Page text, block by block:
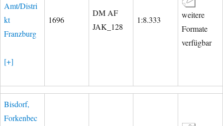
Amt/Distri
kt
Franzburg
[+]
1696
DM AF
JAK_128
1:8.333
weitere
Formate
verfügbar
Bisdorf,
Forkenbec